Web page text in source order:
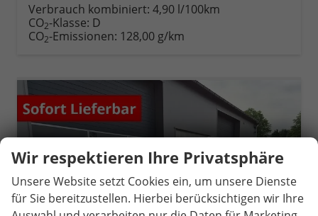
Verbrauch kombiniert: 4,90 l/100km
CO2-Klasse: D
CO2-Emissionen: 128,00 g/km
Wir respektieren Ihre Privatsphäre
Unsere Website setzt Cookies ein, um unsere Dienste
für Sie bereitzustellen. Hierbei berücksichtigen wir Ihre